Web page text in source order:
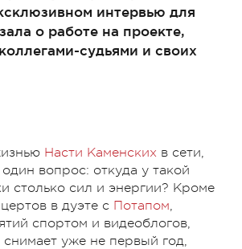
интервью для
о работе на проекте,
судьями и своих
Насти Каменских в сети,
вопрос: откуда у такой
столько сил и энергии? Кроме
в дуэте с Потапом,
спортом и видеоблогов,
уже не первый год,